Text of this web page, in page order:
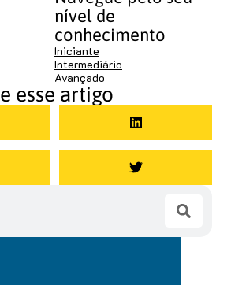
nível de
conhecimento
Iniciante
Intermediário
Avançado
esse artigo